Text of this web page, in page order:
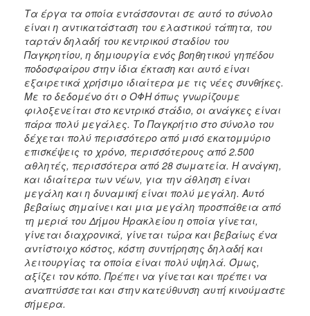
Τα έργα τα οποία εντάσσονται σε αυτό το σύνολο
είναι η αντικατάσταση του ελαστικού τάπητα, του
ταρτάν δηλαδή του κεντρικού σταδίου του
Παγκρητίου, η δημιουργία ενός βοηθητικού γηπέδου
ποδοσφαίρου στην ίδια έκταση και αυτό είναι
εξαιρετικά χρήσιμο ιδιαίτερα με τις νέες συνθήκες.
Με το δεδομένο ότι ο ΟΦΗ όπως γνωρίζουμε
φιλοξενείται στο κεντρικό στάδιο, οι ανάγκες είναι
πάρα πολύ μεγάλες. Το Παγκρήτιο στο σύνολο του
δέχεται πολύ περισσότερο από μισό εκατομμύριο
επισκέψεις το χρόνο, περισσότερους από 2.500
αθλητές, περισσότερα από 28 σωματεία. Η ανάγκη,
και ιδιαίτερα των νέων, για την άθληση είναι
μεγάλη και η δυναμική είναι πολύ μεγάλη. Αυτό
βεβαίως σημαίνει και μια μεγάλη προσπάθεια από
τη μεριά του Δήμου Ηρακλείου η οποία γίνεται,
γίνεται διαχρονικά, γίνεται τώρα και βεβαίως ένα
αντίστοιχο κόστος, κόστη συντήρησης δηλαδή και
λειτουργίας τα οποία είναι πολύ υψηλά. Όμως,
αξίζει τον κόπο. Πρέπει να γίνεται και πρέπει να
αναπτύσσεται και στην κατεύθυνση αυτή κινούμαστε
σήμερα.